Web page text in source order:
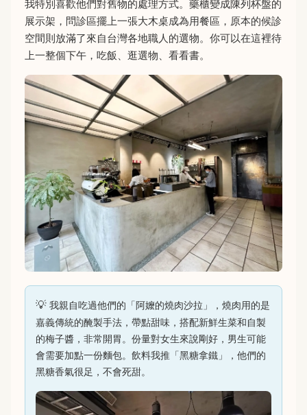
我特別喜歡他們對舊物的處理方式。藥櫃變成陳列杯盤的
展示架，問診區擺上一張大木桌成為用餐區，原本的候診
空間則放滿了來自台灣各地職人的選物。你可以在這裡待
上一整個下午，吃飯、逛選物、看看書。
我親自吃過他們的「阿嬤的燒肉沙拉」，燒肉用的是
嘉義傳統的醃製手法，帶點甜味，搭配新鮮生菜和自製
的梅子醬，非常開胃。份量對女生來說剛好，男生可能
會需要加點一份麵包。飲料我推「黑糖拿鐵」，他們的
黑糖香氣很足，不會死甜。